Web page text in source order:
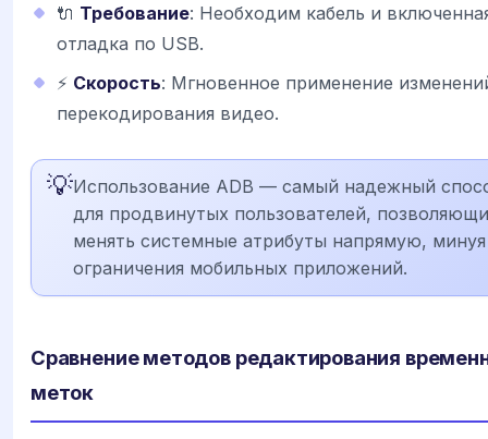
🔌 Требование: Необходим кабель и
отладка по USB.
⚡ Скорость: Мгновенное применение
перекодирования видео.
💡Использование ADB — самый надежный
для продвинутых пользователей,
менять системные атрибуты напрямую, минуя
ограничения мобильных приложений.
Сравнение методов редактирования
меток